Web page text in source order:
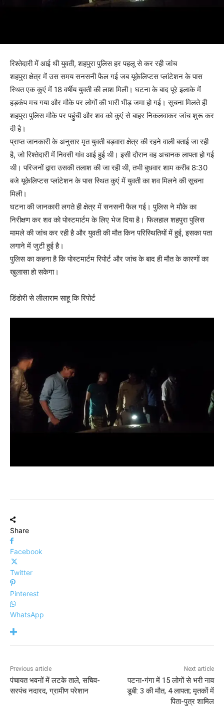
रिश्तेदारी में आई थी युवती, शहपुरा पुलिस हर पहलू से कर रही जांच
शहपुरा क्षेत्र में उस समय सनसनी फैल गई जब यूकेलिप्टस प्लांटेशन के पास
स्थित एक कुएं में 18 वर्षीय युवती की लाश मिली। घटना के बाद पूरे इलाके में
हड़कंप मच गया और मौके पर लोगों की भारी भीड़ जमा हो गई। सूचना मिलते ही
शहपुरा पुलिस मौके पर पहुंची और शव को कुएं से बाहर निकलवाकर जांच शुरू कर
दी है।
प्राप्त जानकारी के अनुसार मृत युवती बड़वारा क्षेत्र की रहने वाली बताई जा रही
है, जो रिश्तेदारी में निवसी गांव आई हुई थी। इसी दौरान वह अचानक लापता हो गई
थी। परिजनों द्वारा उसकी तलाश की जा रही थी, तभी बुधवार शाम करीब 8:30
बजे यूकेलिप्टस प्लांटेशन के पास स्थित कुएं में युवती का शव मिलने की सूचना
मिली।
घटना की जानकारी लगते ही क्षेत्र में सनसनी फैल गई। पुलिस ने मौके का
निरीक्षण कर शव को पोस्टमार्टम के लिए भेज दिया है। फिलहाल शहपुरा पुलिस
मामले की जांच कर रही है और युवती की मौत किन परिस्थितियों में हुई, इसका पता
लगाने में जुटी हुई है।
पुलिस का कहना है कि पोस्टमार्टम रिपोर्ट और जांच के बाद ही मौत के कारणों का
खुलासा हो सकेगा।
डिंडोरी से लीलाराम साहू कि रिपोर्ट
Share
Facebook
Twitter
Pinterest
WhatsApp
Previous article
पंचायत भवनों में लटके ताले, सचिव-
सरपंच नदारद, ग्रामीण परेशान
Next article
पटना-गंगा में 15 लोगों से भरी नाव
डूबी: 3 की मौत, 4 लापता; मृतकों में
पिता-पुत्र शामिल